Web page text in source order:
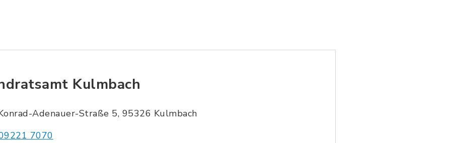
Kulmbach
Adenauer-Straße 5, 95326 Kulmbach
7070